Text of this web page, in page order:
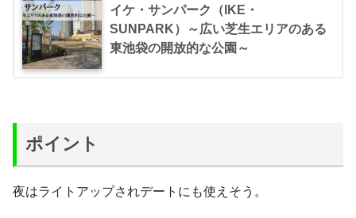
イケ・サンパーク（IKE・
SUNPARK）～広い芝生エリアのある
東池袋の開放的な公園～
ポイント
夜はライトアップされデートにも使えそう。